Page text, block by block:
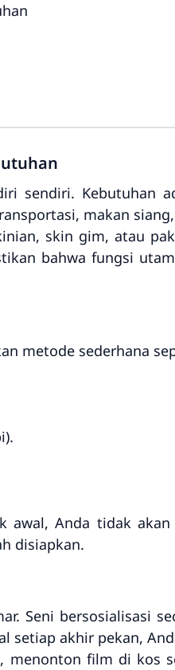
sendiri. Kebutuhan
makan
skin gim, atau
bahwa fungsi
metode sederhana
awal, Anda tidak
disiapkan.
Seni bersosialisasi
akhir pekan,
film di kos